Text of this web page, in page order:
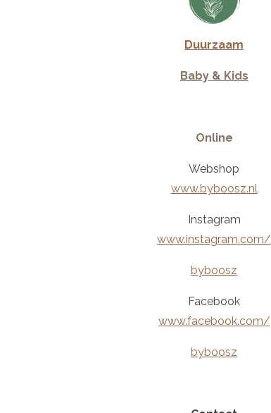
Duurzaam
Baby & Kids
Online
Webshop
www.byboosz.nl
Instagram
www.instagram.com/
byboosz
Facebook
www.facebook.com/
byboosz